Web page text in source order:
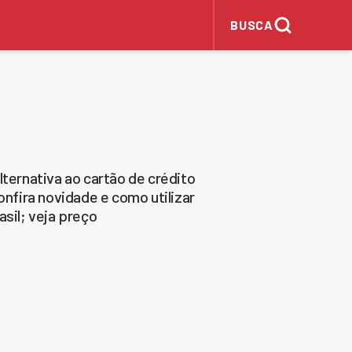
BUSCA
ao cartão de crédito
novidade e como utilizar
veja preço